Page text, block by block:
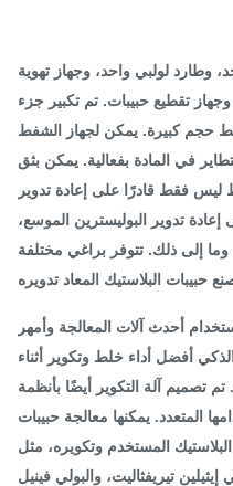
لولبي واحد، وجهاز تهوية
تقطيع حبيبات. تم تكبير جزء
كبيرة. يمكن لجهاز الشفط
المادة بفعالية. يمكن بثق
فقط قادرًا على إعادة تدوير
تدوير البوليسترين الموسع،
إلى ذلك. تتوفر براغي مختلفة
البلاستيك المعاد تدويره
آلات المعالجة وأمهر
أداء خلط وتكوير أثناء
آلة التكوير أيضًا بأنظمة
يمكنها معالجة حبيبات
المستخدم وتكويره، مثل
تيريفثاليت، والبولي فينيل